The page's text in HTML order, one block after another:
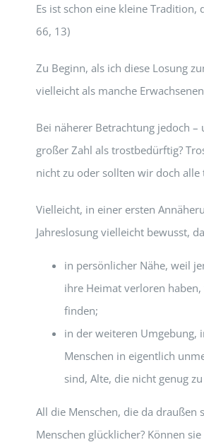
Es ist schon eine kleine Tradition,
66, 13)
Zu Beginn, als ich diese Losung
vielleicht als manche
Bei näherer Betrachtung jedoch
großer Zahl als trostbedürftig?
nicht zu oder sollten wir doch alle
Vielleicht, in einer ersten
Jahreslosung vielleicht bewusst,
in persönlicher Nähe, weil
ihre Heimat verloren
finden;
in der weiteren Umgebung,
Menschen in eigentlich
sind, Alte, die nicht genug
All die Menschen, die da draußen
Menschen glücklicher? Können